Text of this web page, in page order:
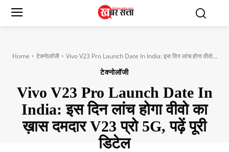
Home टेक्नोलॉजी Vivo V23 Pro Launch Date In India: इस दिन लांच होगा वीवो...
टेक्नोलॉजी
Vivo V23 Pro Launch Date In
India: इस दिन लांच होगा वीवो का
ख़ास दमदार V23 प्रो 5G, पढ़ें पूरी
डिटेल